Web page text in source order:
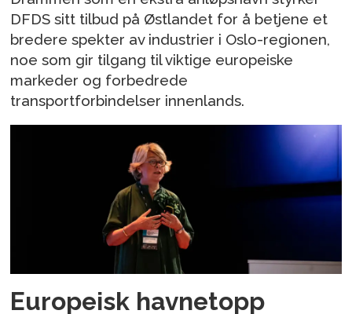
DFDS sitt tilbud på Østlandet for å betjene et
bredere spekter av industrier i Oslo-regionen,
noe som gir tilgang til viktige europeiske
markeder og forbedrede
transportforbindelser innenlands.
Europeisk havnetopp